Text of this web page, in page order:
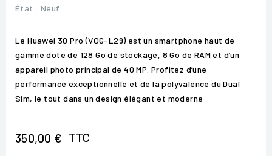
État : Neuf
Le Huawei 30 Pro (VOG-L29) est un smartphone haut de
gamme doté de 128 Go de stockage, 8 Go de RAM et d’un
appareil photo principal de 40 MP. Profitez d’une
performance exceptionnelle et de la polyvalence du Dual
Sim, le tout dans un design élégant et moderne
350,00 € TTC